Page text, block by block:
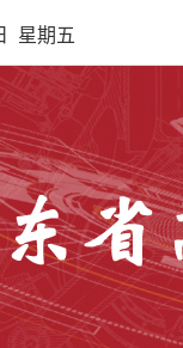
星期五